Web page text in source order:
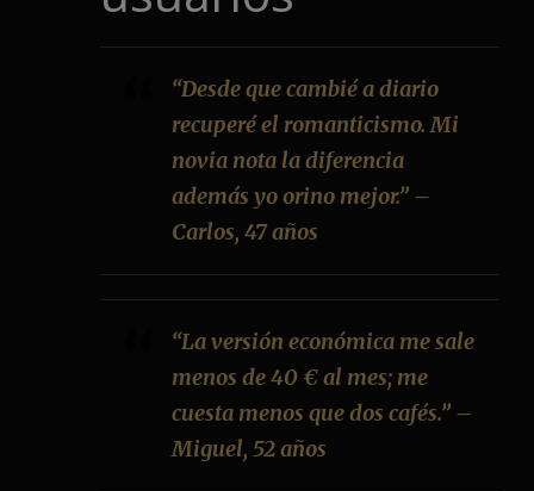
“Desde que cambié a diario
recuperé el romanticismo. Mi
novia nota la diferencia
además yo orino mejor.” –
Carlos, 47 años
“La versión económica me sale
menos de 40 € al mes; me
cuesta menos que dos cafés.” –
Miguel, 52 años